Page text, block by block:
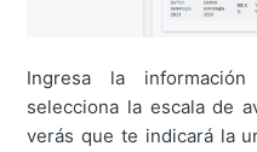
Ingresa la
selecciona la escala de
verás que te indicará la